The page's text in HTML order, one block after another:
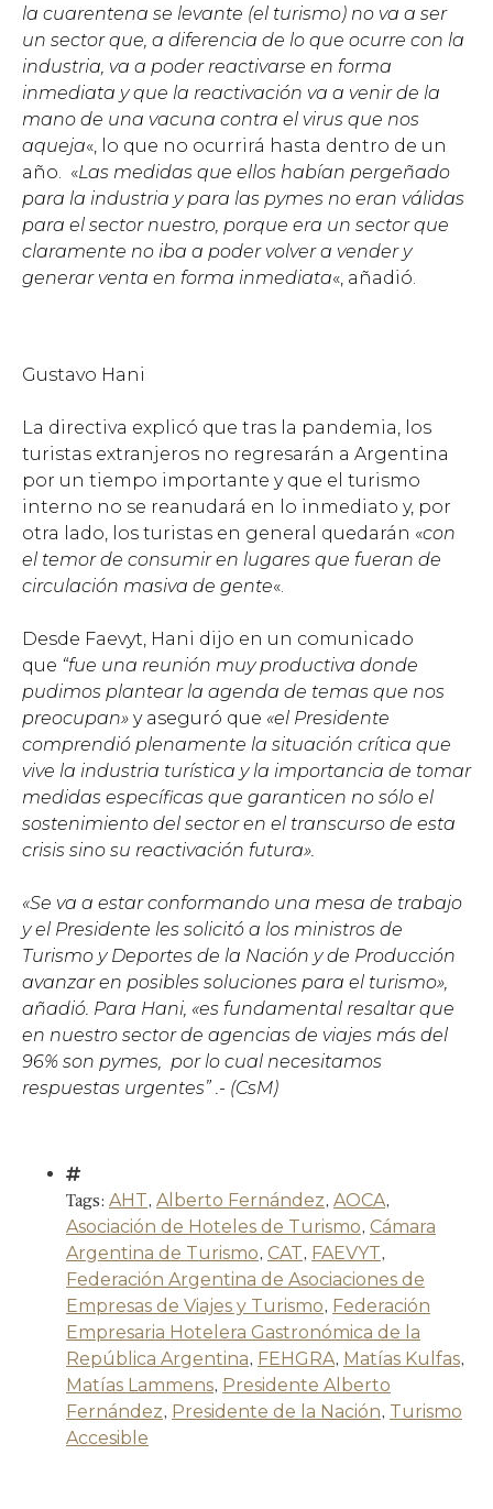
la cuarentena se levante (el turismo) no va a ser
un sector que, a diferencia de lo que ocurre con la
industria, va a poder reactivarse en forma
inmediata y que la reactivación va a venir de la
mano de una vacuna contra el virus que nos
aqueja«, lo que no ocurrirá hasta dentro de un
año. «Las medidas que ellos habían pergeñado
para la industria y para las pymes no eran válidas
para el sector nuestro, porque era un sector que
claramente no iba a poder volver a vender y
generar venta en forma inmediata«, añadió.
Gustavo Hani
La directiva explicó que tras la pandemia, los
turistas extranjeros no regresarán a Argentina
por un tiempo importante y que el turismo
interno no se reanudará en lo inmediato y, por
otra lado, los turistas en general quedarán «con
el temor de consumir en lugares que fueran de
circulación masiva de gente«.
Desde Faevyt, Hani dijo en un comunicado
que “fue una reunión muy productiva donde
pudimos plantear la agenda de temas que nos
preocupan» y aseguró que «el Presidente
comprendió plenamente la situación crítica que
vive la industria turística y la importancia de tomar
medidas específicas que garanticen no sólo el
sostenimiento del sector en el transcurso de esta
crisis sino su reactivación futura».
«Se va a estar conformando una mesa de trabajo
y el Presidente les solicitó a los ministros de
Turismo y Deportes de la Nación y de Producción
avanzar en posibles soluciones para el turismo»,
añadió. Para Hani, «es fundamental resaltar que
en nuestro sector de agencias de viajes más del
96% son pymes, por lo cual necesitamos
respuestas urgentes” .- (CsM)
Tags: AHT, Alberto Fernández, AOCA,
Asociación de Hoteles de Turismo, Cámara
Argentina de Turismo, CAT, FAEVYT,
Federación Argentina de Asociaciones de
Empresas de Viajes y Turismo, Federación
Empresaria Hotelera Gastronómica de la
República Argentina, FEHGRA, Matías Kulfas,
Matías Lammens, Presidente Alberto
Fernández, Presidente de la Nación, Turismo
Accesible